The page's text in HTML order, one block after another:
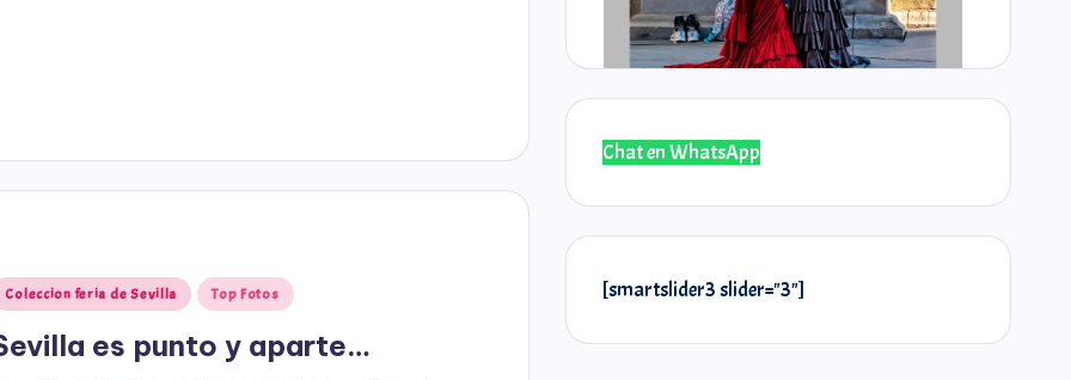
Coleccion feria de Sevilla Top Fotos
es punto y aparte…
@carmensta.cruz
Chat en WhatsApp
[smartslider3 slider="3"]